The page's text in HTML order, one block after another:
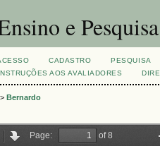
e Pesquisa
CADASTRO PESQUISA
AOS AVALIADORES
>Bernardo